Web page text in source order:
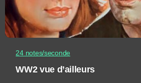
24 notes/seconde
WW2 vue d’ailleurs